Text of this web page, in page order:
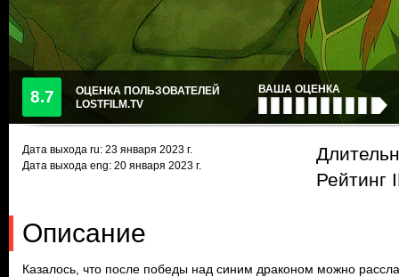
8.7
ОЦЕНКА ПОЛЬЗОВАТЕЛЕЙ
LOSTFILM.TV
ВАША ОЦЕНКА
Дата выхода ru: 23 января 2023 г.
Дата выхода eng: 20 января 2023 г.
Рейтинг
Описание
Казалось, что после победы над синим драконом можно